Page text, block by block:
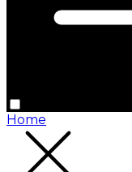
Home